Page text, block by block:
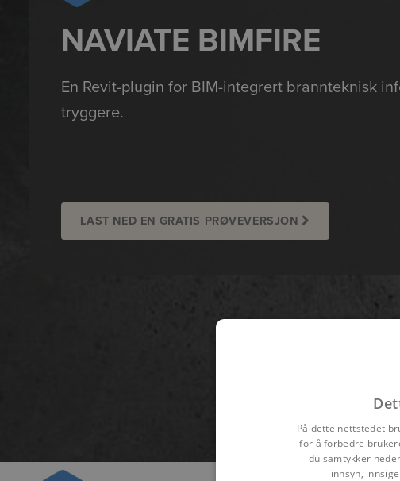
NAVIATE BIMFIRE
En Revit-plugin for BIM-integrert brannteknisk
tryggere.
LAST NED EN GRATIS PRØVEVERSJON
På dette nettstedet
for å forbedre
du samtykker
innsyn,